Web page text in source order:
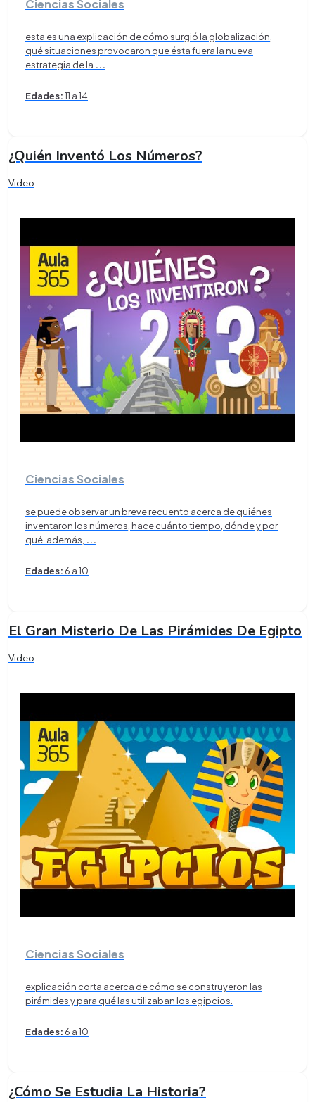
Ciencias Sociales
esta es una explicación de cómo surgió la globalización,
qué situaciones provocaron que ésta fuera la nueva
estrategia de la ...
Edades:11 a 14
¿Quién Inventó Los Números?
Video
Ciencias Sociales
se puede observar un breve recuento acerca de quiénes
inventaron los números, hace cuánto tiempo, dónde y por
qué. además, ...
Edades: 6 a 10
El Gran Misterio De Las Pirámides De Egipto
Video
Ciencias Sociales
explicación corta acerca de cómo se construyeron las
pirámides y para qué las utilizaban los egipcios.
Edades: 6 a 10
¿Cómo Se Estudia La Historia?